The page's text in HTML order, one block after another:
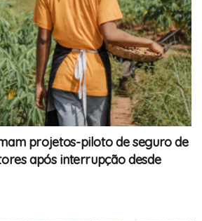
projetos-piloto de seguro de
após interrupção desde